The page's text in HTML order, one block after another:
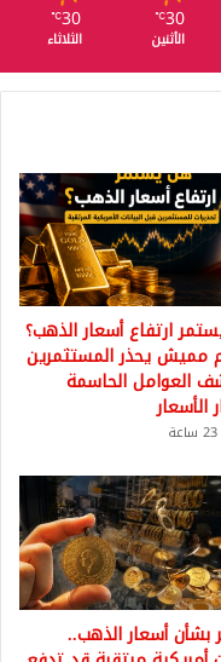
30
℃
الأثنين
30
℃
الثلاثاء
ارتفاع أسعار الذهب؟
مميش يحذر المستثمرين
العوامل الحاسمة
الأسعار
بشأن أسعار الذهب..